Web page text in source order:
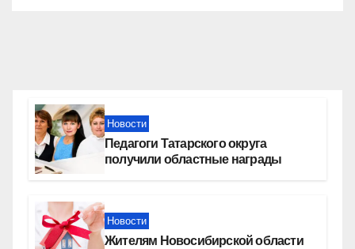
Новости
Педагоги Татарского округа
получили областные награды
Новости
Жителям Новосибирской области